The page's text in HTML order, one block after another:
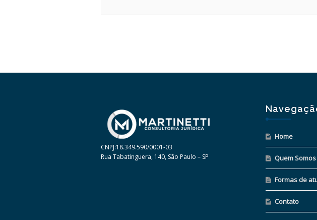
CNPJ:18.349.590/0001-03
Rua Tabatinguera, 140, São Paulo – SP
Home
Quem Somos
Formas de
Contato